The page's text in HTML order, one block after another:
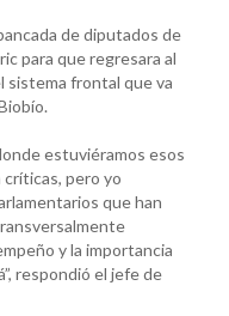
de diputados de
para que regresara al
sistema frontal que va
estuviéramos esos
pero yo
que han
y la importancia
respondió el jefe de